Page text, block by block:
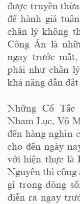
được truyền
để hành giả
chân lý không
Công Án là
ngay trước
phải như chân
khả năng dẫn
Những Cổ
Nham Lục, Vô
đến hàng nghìn
cho đến ngày
với hiện thực là
Nguyên thì công
gì trong dòng
diễn ra ngay